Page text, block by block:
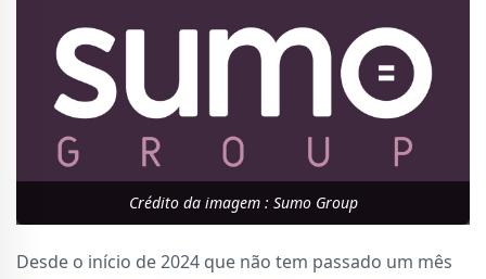
Crédito da imagem : Sumo Group
Desde o início de 2024 que não tem passado um mês